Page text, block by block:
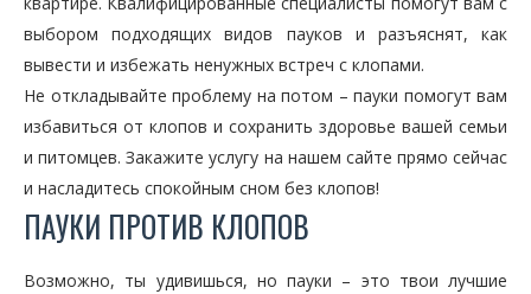
выбором подходящих видов пауков и разъяснят, как
вывести и избежать ненужных встреч с клопами.
Не откладывайте проблему на потом – пауки помогут вам
избавиться от клопов и сохранить здоровье вашей семьи
и питомцев. Закажите услугу на нашем сайте прямо сейчас
и насладитесь спокойным сном без клопов!
ПАУКИ ПРОТИВ КЛОПОВ
Возможно, ты удивишься, но пауки – это твои лучшие